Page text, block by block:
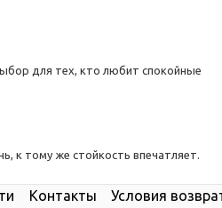
для тех, кто любит спокойные
к тому же стойкость впечатляет.
Контакты Условия